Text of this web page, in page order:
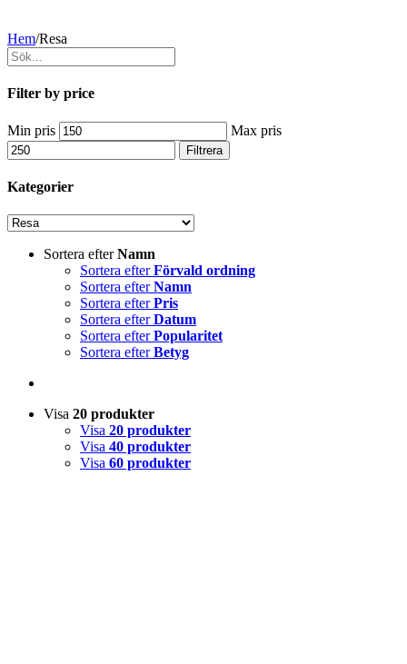
Hem/Resa
Filter by price
Min pris Max pris
Filtrera
Kategorier
Sortera efterNamn
Sortera efterFörvald ordning
Sortera efterNamn
Sortera efterPris
Sortera efterDatum
Sortera efterPopularitet
Sortera efterBetyg
Visa 20 produkter
Visa 20 produkter
Visa 40 produkter
Visa 60 produkter